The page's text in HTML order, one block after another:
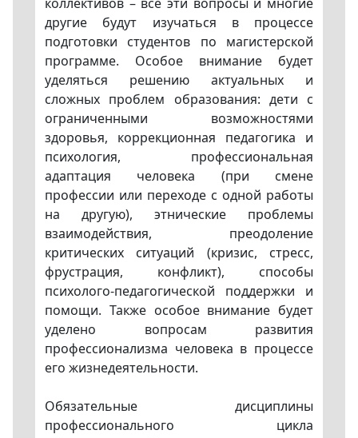
другие будут изучаться в процессе
подготовки студентов по магистерской
программе. Особое внимание будет
уделяться решению актуальных и
сложных проблем образования: дети с
ограниченными возможностями
здоровья, коррекционная педагогика и
психология, профессиональная
адаптация человека (при смене
профессии или переходе с одной работы
на другую), этнические проблемы
взаимодействия, преодоление
критических ситуаций (кризис, стресс,
фрустрация, конфликт), способы
психолого-педагогической поддержки и
помощи. Также особое внимание будет
уделено вопросам развития
профессионализма человека в процессе
его жизнедеятельности.
Обязательные дисциплины
профессионального цикла